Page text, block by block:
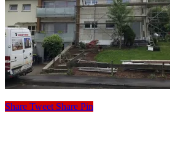
Share Tweet Share Pin